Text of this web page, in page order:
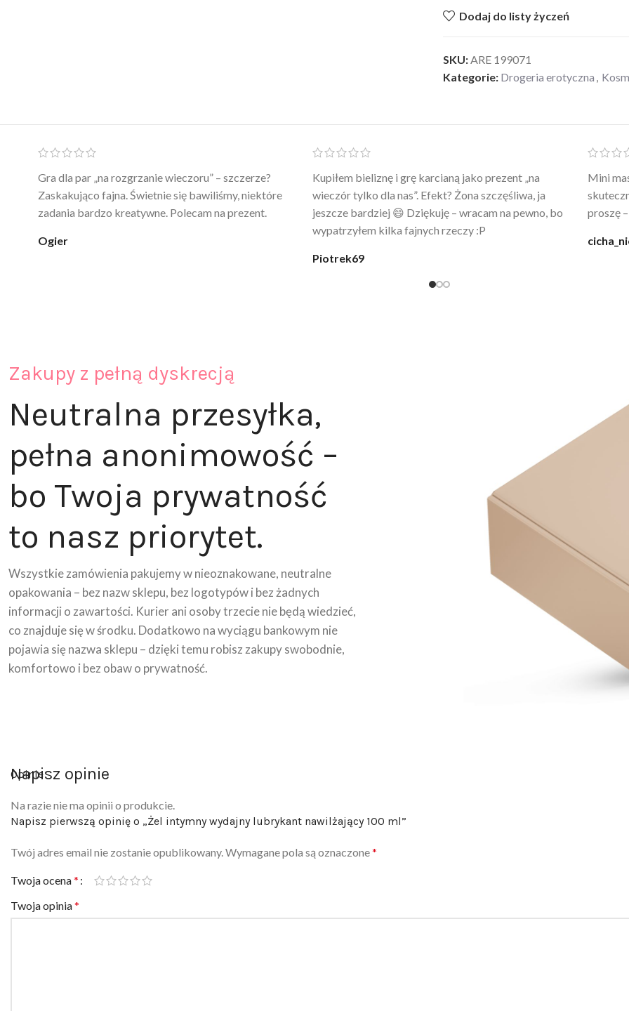
Dodaj do listy życzeń
SKU:ARE 199071
Kategorie: Drogeria erotyczna ,
Ten żel intymny to był strzał w 10 – nie tylko
poprawia komfort, ale też daje przyjemne uczucie
ciepła. Nie uczula, bez zapachu. Kupuję już 3 raz i na
Po prostu WOW! Szlafrok to sztos – lekki, chłodny, a
wygląda jak z luksusowego butiku. Noszę
codziennie po kąpieli z mężem.
@karolina_dream
świetny
Zakupy z pełną dyskrecją
Neutralna przesyłka,
pełna anonimowość –
bo Twoja prywatność
to nasz priorytet.
Wszystkie zamówienia pakujemy w nieoznakowane, neutralne
opakowania – bez nazw sklepu, bez logotypów i bez żadnych
informacji o zawartości. Kurier ani osoby trzecie nie będą wiedzieć,
co znajduje się w środku. Dodatkowo na wyciągu bankowym nie
pojawia się nazwa sklepu – dzięki temu robisz zakupy swobodnie,
komfortowo i bez obaw o prywatność.
Napisz opinie
Opinie
Na razie nie ma opinii o produkcie.
Napisz pierwszą opinię o „Żel intymny wydajny lubrykant nawilżający 100 ml”
Twój adres email nie zostanie opublikowany.Wymagane pola są oznaczone*
Twoja ocena*
Twoja opinia*